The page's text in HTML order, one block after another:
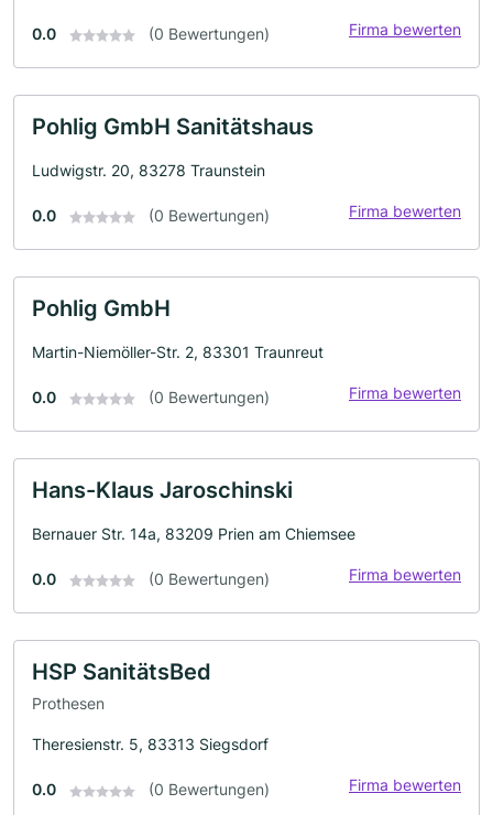
0.0 (0 Bewertungen) Firma bewerten
Pohlig GmbH Sanitätshaus
Ludwigstr. 20, 83278 Traunstein
0.0 (0 Bewertungen) Firma bewerten
Pohlig GmbH
Martin-Niemöller-Str. 2, 83301 Traunreut
0.0 (0 Bewertungen) Firma bewerten
Hans-Klaus Jaroschinski
Bernauer Str. 14a, 83209 Prien am Chiemsee
0.0 (0 Bewertungen) Firma bewerten
HSP SanitätsBed
Prothesen
Theresienstr. 5, 83313 Siegsdorf
0.0 (0 Bewertungen) Firma bewerten